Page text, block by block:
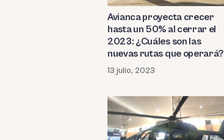
Avianca proyecta crecer
hasta un 50% al cerrar el
2023: ¿Cuáles son las
nuevas rutas que operará?
13 julio, 2023